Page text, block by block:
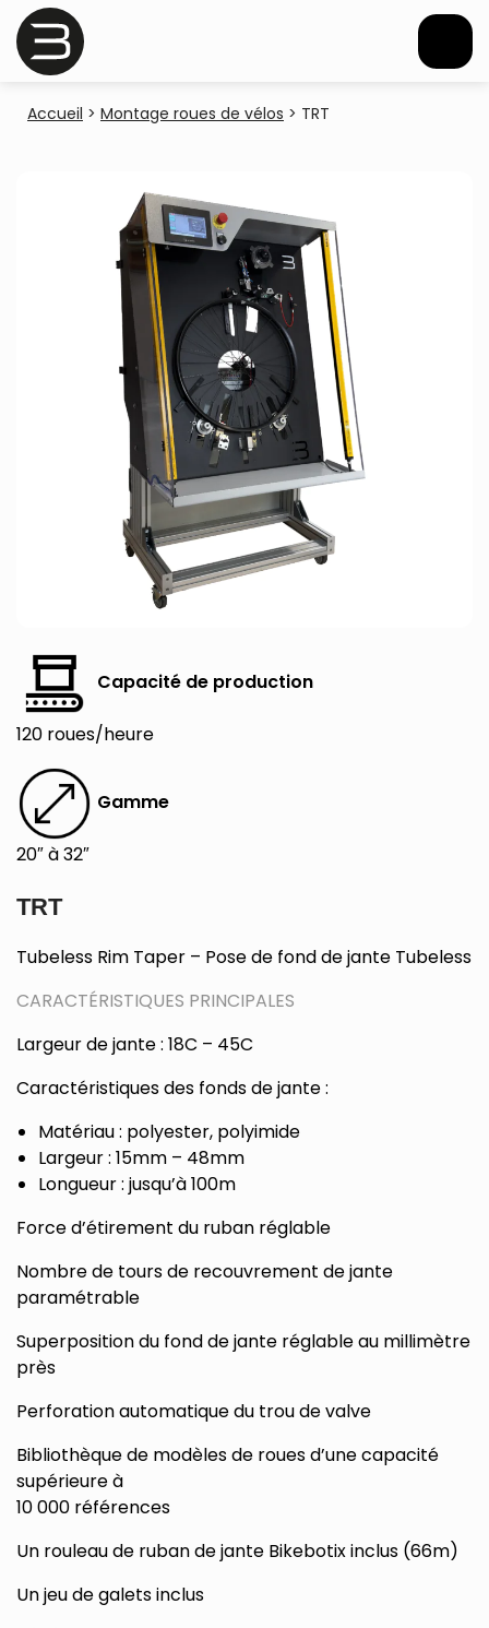
Accueil > Montage roues de vélos > TRT
Capacité de production
120 roues/heure
Gamme
20″ à 32″
TRT
Tubeless Rim Taper – Pose de fond de jante Tubeless
CARACTÉRISTIQUES PRINCIPALES
Largeur de jante : 18C – 45C
Caractéristiques des fonds de jante :
Matériau : polyester, polyimide
Largeur : 15mm – 48mm
Longueur : jusqu’à 100m
Force d’étirement du ruban réglable
Nombre de tours de recouvrement de jante
paramétrable
Superposition du fond de jante réglable au millimètre
près
Perforation automatique du trou de valve
Bibliothèque de modèles de roues d’une capacité
supérieure à
10 000 références
Un rouleau de ruban de jante Bikebotix inclus (66m)
Un jeu de galets inclus